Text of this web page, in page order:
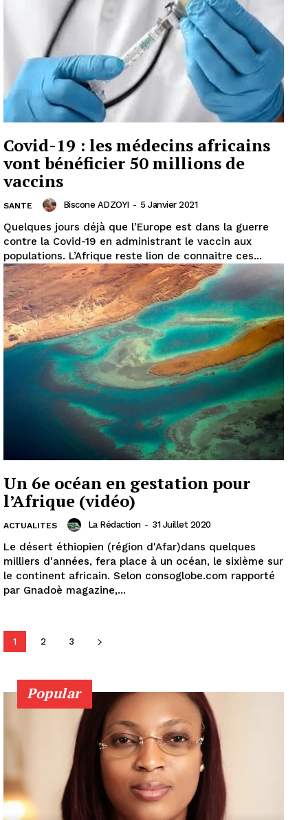
Covid-19 : les médecins africains
vont bénéficier 50 millions de
vaccins
SANTE Biscone ADZOYI - 5 Janvier 2021
Quelques jours déjà que l’Europe est dans la guerre
contre la Covid-19 en administrant le vaccin aux
populations. L’Afrique reste lion de connaitre ces...
Un 6e océan en gestation pour
l’Afrique (vidéo)
ACTUALITES La Rédaction - 31 Juillet 2020
Le désert éthiopien (région d'Afar)dans quelques
milliers d'années, fera place à un océan, le sixième sur
le continent africain. Selon consoglobe.com rapporté
par Gnadoè magazine,...
1 2 3
Popular